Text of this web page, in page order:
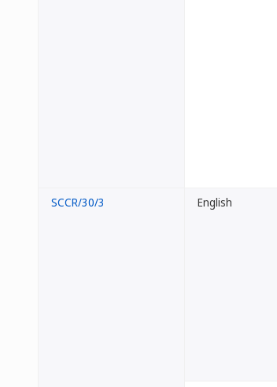
SCCR/30/3 English